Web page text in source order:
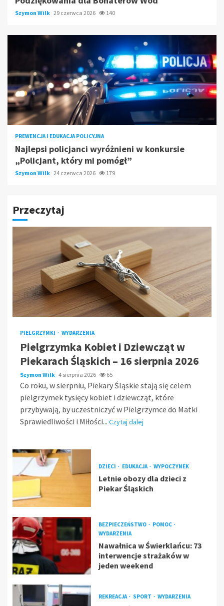
Szymon Wilk 29 czerwca 2026 140
PREWENCJA I EDUKACJA POLICYJNA
Najlepsi policjanci wyróżnieni w konkursie
„Policjant, który mi pomógł”
Szymon Wilk 24 czerwca 2026 179
Przeczytaj
PIELGRZYMKI WYDARZENIA
Pielgrzymka Kobiet i Dziewcząt w
Piekarach Śląskich – 16 sierpnia 2026
Szymon Wilk 4 sierpnia 2026 65
Co roku, w sierpniu, Piekary Śląskie stają się celem
pielgrzymek tysięcy kobiet i dziewcząt, które
przybywają, by uczestniczyć w Pielgrzymce do Matki
Sprawiedliwości i Miłości... Czytaj dalej
DZIECI EDUKACJA WYPOCZYNEK
Letnie obozy dla dzieci z
Piekar Śląskich
BEZPIECZEŃSTWO
POMOC
WYDARZENIA
Nawałnica w Świerklańcu: 73
interwencje strażaków w
jeden weekend
REKREACJA SPORT WYDARZENIA